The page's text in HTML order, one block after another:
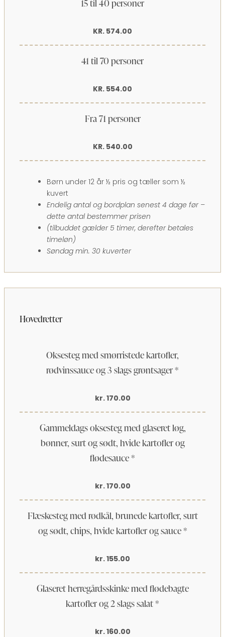
15 til 40 personer
KR. 574.00
41 til 70 personer
KR. 554.00
Fra 71 personer
KR. 540.00
Børn under 12 år ½ pris og tæller som ½
kuvert
Endelig antal og bordplan senest 4 dage før –
dette antal bestemmer prisen
(tilbuddet gælder 5 timer, derefter betales
timeløn)
Søndag min. 30 kuverter
Hovedretter
Oksesteg med smørristede kartofler,
rødvinssauce og 3 slags grøntsager *
kr. 170.00
Gammeldags oksesteg med glaseret løg,
bønner, surt og sødt, hvide kartofler og
flødesauce *
kr. 170.00
Flæskesteg med rødkål, brunede kartofler, surt
og sødt, chips, hvide kartofler og sauce *
kr. 155.00
Glaseret herregårdsskinke med flødebagte
kartofler og 2 slags salat *
kr. 160.00